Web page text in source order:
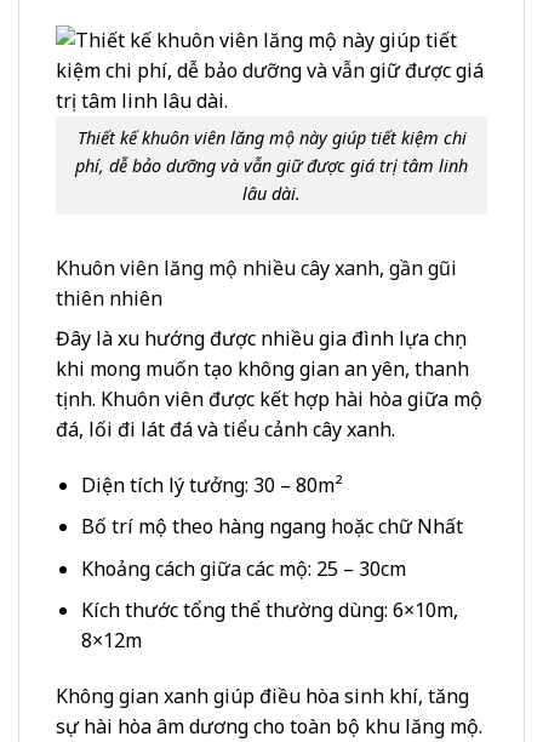
Thiết kế khuôn viên lăng mộ này giúp tiết kiệm chi
phí, dễ bảo dưỡng và vẫn giữ được giá trị tâm linh
lâu dài.
Khuôn viên lăng mộ nhiều cây xanh, gần gũi
thiên nhiên
Đây là xu hướng được nhiều gia đình lựa chọn
khi mong muốn tạo không gian an yên, thanh
tịnh. Khuôn viên được kết hợp hài hòa giữa mộ
đá, lối đi lát đá và tiểu cảnh cây xanh.
Diện tích lý tưởng: 30 – 80m²
Bố trí mộ theo hàng ngang hoặc chữ Nhất
Khoảng cách giữa các mộ: 25 – 30cm
Kích thước tổng thể thường dùng: 6×10m,
8×12m
Không gian xanh giúp điều hòa sinh khí, tăng
sự hài hòa âm dương cho toàn bộ khu lăng mộ.